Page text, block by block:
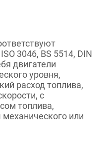
3046, BS 5514, DIN
двигатели
уровня,
расход топлива,
с
топлива,
или